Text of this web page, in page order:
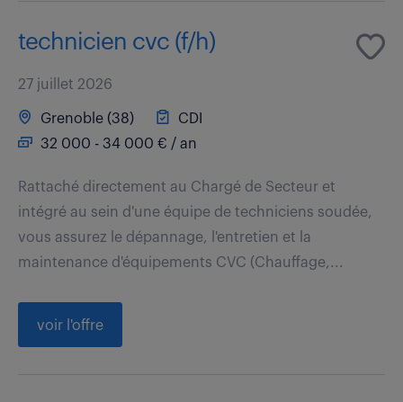
technicien cvc (f/h)
27 juillet 2026
Grenoble (38)
CDI
32 000 - 34 000 € / an
Rattaché directement au Chargé de Secteur et
intégré au sein d'une équipe de techniciens soudée,
vous assurez le dépannage, l'entretien et la
maintenance d'équipements CVC (Chauffage,...
voir l'offre